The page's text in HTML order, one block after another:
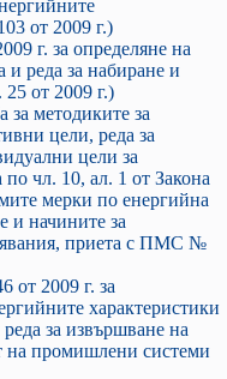
от 2009 г.)
г. за определяне на
и реда за набиране и
от 2009 г.)
за методиките за
цели, реда за
цели за
чл. 10, ал. 1 от Закона
мерки по енергийна
и начините за
приета с ПМС №
от 2009 г. за
характеристики
за извършване на
на промишлени системи